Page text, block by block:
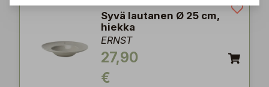
Syvä lautanen Ø 25 cm,
hiekka
ERNST
27,90
€